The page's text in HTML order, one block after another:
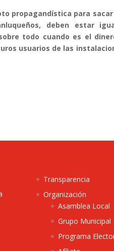
propagandística para
deben estar
todo cuando es el
usuarios de las
Transparencia
Organización
Asamblea Local
Grupo Municipal
Programa